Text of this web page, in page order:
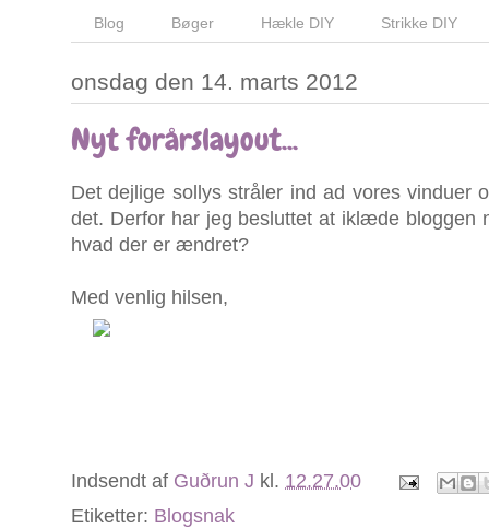
Blog Bøger Hækle DIY Strikke DIY
onsdag den 14. marts 2012
Nyt forårslayout...
Det dejlige sollys stråler ind ad vores vinduer
det. Derfor har jeg besluttet at iklæde bloggen
hvad der er ændret?
Med venlig hilsen,
Indsendt af Guðrun J kl. 12.27.00
Etiketter: Blogsnak